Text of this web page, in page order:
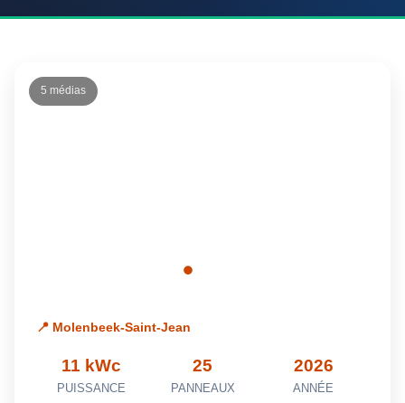
5 médias
📍 Molenbeek-Saint-Jean
11 kWc
PUISSANCE
25
PANNEAUX
2026
ANNÉE